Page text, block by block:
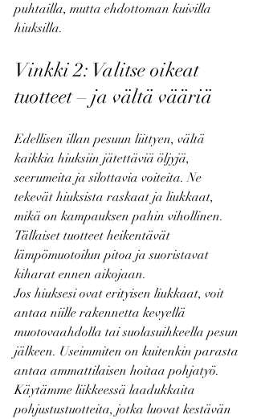
puhtailla, mutta ehdottoman kuivilla
hiuksilla.
Vinkki 2: Valitse oikeat
tuotteet – ja vältä vääriä
Edellisen illan pesuun liittyen, vältä
kaikkia hiuksiin jätettäviä öljyjä,
seerumeita ja silottavia voiteita. Ne
tekevät hiuksista raskaat ja liukkaat,
mikä on kampauksen pahin vihollinen.
Tällaiset tuotteet heikentävät
lämpömuotoilun pitoa ja suoristavat
kiharat ennen aikojaan.
Jos hiuksesi ovat erityisen liukkaat, voit
antaa niille rakennetta kevyellä
muotovaahdolla tai suolasuihkeella pesun
jälkeen. Useimmiten on kuitenkin parasta
antaa ammattilaisen hoitaa pohjatyö.
Käytämme liikkeessä laadukkaita
pohjustustuotteita, jotka luovat kestävän